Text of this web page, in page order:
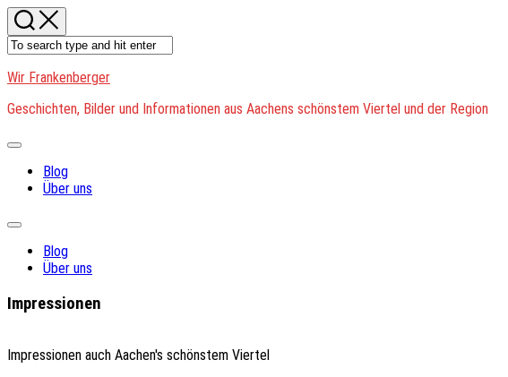
Skip
to
content
Wir Frankenberger
Geschichten, Bilder und Informationen aus Aachens schönstem Viertel und der Region
Expand
Blog
Über uns
Expand
Blog
Über uns
Impressionen
Impressionen auch Aachen's schönstem Viertel